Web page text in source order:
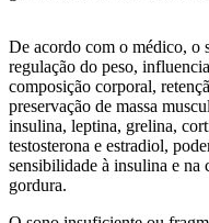
De acordo com o médico, o
regulação do peso,
composição corporal,
preservação de massa
insulina, leptina, grelina,
testosterona e estradiol,
sensibilidade à insulina e na
gordura.